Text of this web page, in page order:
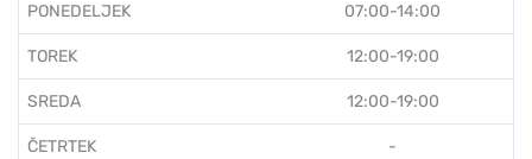
PONEDELJEK 07:00-14:00
TOREK 12:00-19:00
SREDA 12:00-19:00
ČETRTEK -